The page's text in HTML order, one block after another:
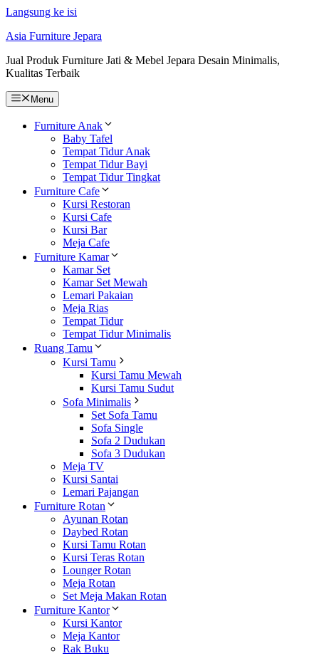
Langsung ke isi
Asia Furniture Jepara
Jual Produk Furniture Jati & Mebel Jepara Desain Minimalis,
Kualitas Terbaik
Menu
Furniture Anak
Baby Tafel
Tempat Tidur Anak
Tempat Tidur Bayi
Tempat Tidur Tingkat
Furniture Cafe
Kursi Restoran
Kursi Cafe
Kursi Bar
Meja Cafe
Furniture Kamar
Kamar Set
Kamar Set Mewah
Lemari Pakaian
Meja Rias
Tempat Tidur
Tempat Tidur Minimalis
Ruang Tamu
Kursi Tamu
Kursi Tamu Mewah
Kursi Tamu Sudut
Sofa Minimalis
Set Sofa Tamu
Sofa Single
Sofa 2 Dudukan
Sofa 3 Dudukan
Meja TV
Kursi Santai
Lemari Pajangan
Furniture Rotan
Ayunan Rotan
Daybed Rotan
Kursi Tamu Rotan
Kursi Teras Rotan
Lounger Rotan
Meja Rotan
Set Meja Makan Rotan
Furniture Kantor
Kursi Kantor
Meja Kantor
Rak Buku